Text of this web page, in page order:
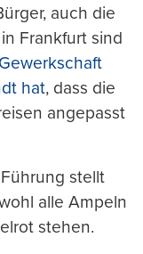
auch die
Frankfurt sind
Gewerkschaft
hat, dass die
angepasst
stellt
alle Ampeln
stehen.